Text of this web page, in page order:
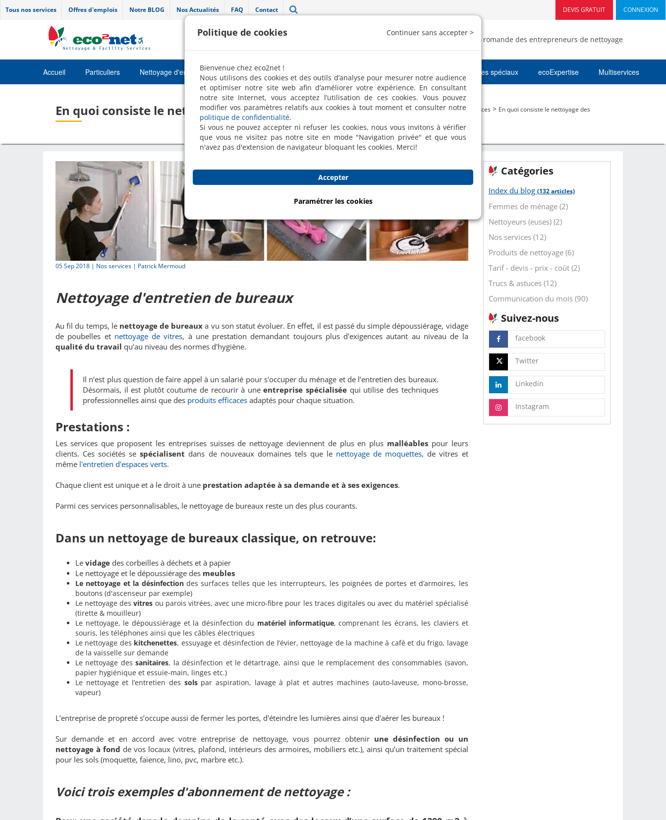
Tous nos services Offres d'emplois Notre BLOG Nos Actualités FAQ Contact CONNEXION
DEVIS GRATUIT
"Label 100 % pro" décerné par la FREN - Fédération romande des entrepreneurs de nettoyage
Accueil Particuliers Nettoyage d'entretien Robots de nettoyage Nettoyages spéciaux ecoExpertise Multiservices
En quoi consiste le nettoyage des bureaux Blog>Nos services> En quoi consiste le nettoyage des
05 Sep 2018 | Nos services | Patrick Mermoud
Nettoyage d'entretien de bureaux
Au fil du temps, le nettoyage de bureauxa vu son statut évoluer. En effet, il est passé du simple dépoussiérage, vidage
de poubelles et nettoyage de vitres, à une prestation demandant toujours plus d'exigences autant au niveau de la
qualité du travail qu’au niveau des normes d'hygiène.
Il n’est plus question de faire appel à un salarié pour s'occuper du ménage et de l’entretien des bureaux.
Désormais, il est plutôt coutume de recourir à uneentreprise spécialisée qui utilise des techniques
professionnelles ainsi que des produits efficaces adaptés pour chaque situation.
Prestations :
Les services que proposent les entreprises suisses de nettoyage deviennent de plus en plus malléablespour leurs
clients. Ces sociétés sespécialisent dans de nouveaux domaines tels que le nettoyage de moquettes, de vitres et
même l'entretien d'espaces verts.
Chaque client est unique et a le droit à une prestation adaptée à sa demande et à ses exigences.
Parmi ces services personnalisables, le nettoyage de bureaux reste un des plus courants.
Dans un nettoyage de bureaux classique, on retrouve:
Le vidage des corbeilles à déchets et à papier
Le nettoyage et le dépoussiérage des meubles
Le nettoyage et la désinfection des surfaces telles que les interrupteurs, les poignées de portes et d’armoires, les
boutons (d'ascenseur par exemple)
Le nettoyage desvitres ou parois vitrées, avec une micro-fibre pour les traces digitales ou avec du matériel spécialisé
(tirette & mouilleur)
Le nettoyage, le dépoussiérage et la désinfection du matériel informatique, comprenant les écrans, les claviers et
souris, les téléphones ainsi que les câbles électriques
Le nettoyage des kitchenettes, essuyage et désinfection de l’évier, nettoyage de la machine à café et du frigo, lavage
de la vaisselle sur demande
Le nettoyage dessanitaires, la désinfection et le détartrage, ainsi que le remplacement des consommables (savon,
papier hygiénique et essuie-main, linges etc.)
Le nettoyage et l’entretien des solspar aspiration, lavage à plat et autres machines (auto-laveuse, mono-brosse,
vapeur)
L’entreprise de propreté s’occupe aussi de fermer les portes, d'éteindre les lumières ainsi que d'aérer les bureaux !
Sur demande et en accord avec votre entreprise de nettoyage, vous pourrez obtenirune désinfection ou un
nettoyage à fond de vos locaux (vitres, plafond, intérieurs des armoires, mobiliers etc.), ainsi qu’un traitement spécial
pour les sols (moquette, faïence, lino, pvc, marbre etc.).
Voici trois exemples d'abonnement de nettoyage :
Catégories
Index du blog (132 articles)
Femmes de ménage (2)
Nettoyeurs (euses) (2)
Nos services (12)
Produits de nettoyage (6)
Tarif - devis - prix - coût (2)
Trucs & astuces (12)
Communication du mois (90)
Suivez-nous
facebook
Twitter
Linkedin
Instagram
Politique de cookies Continuer sans accepter >
Bienvenue chez eco2net !
Nous utilisons des cookies et des outils d’analyse pour mesurer notre audience
et optimiser notre site web afin d’améliorer votre expérience. En consultant
notre site Internet, vous acceptez l’utilisation de ces cookies. Vous pouvez
modifier vos paramètres relatifs aux cookies à tout moment et consulter notre
politique de confidentialité.
Si vous ne pouvez accepter ni refuser les cookies, nous vous invitons à vérifier
que vous ne visitez pas notre site en mode "Navigation privée" et que vous
n'avez pas d'extension de navigateur bloquant les cookies. Merci!
Accepter
Paramétrer les cookies